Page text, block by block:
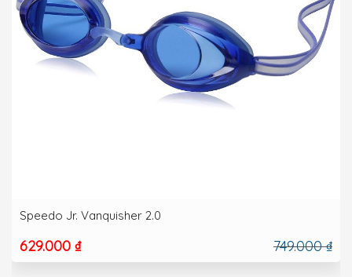
Speedo Jr. Vanquisher 2.0
629.000 ₫ 749.000 ₫